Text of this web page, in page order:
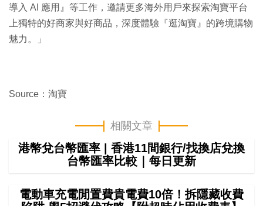
導入 AI 應用』等工作，邀請更多海外用戶來探索淘寶平台
上獨特的好商家與好商品，深度體驗『逛淘寶』的跨境購物
魅力。」
Source：淘寶
相關文章
港幣兌台幣匯率 | 香港11間銀行/找換店兌換
台幣匯率比較｜每日更新
電動車充電閒置費貴電費10倍！拆隱藏收費